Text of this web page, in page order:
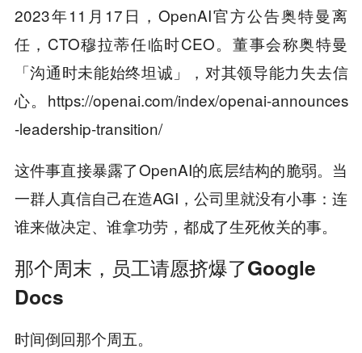
2023年11月17日，OpenAI官方公告奥特曼离
任，CTO穆拉蒂任临时CEO。董事会称奥特曼
「沟通时未能始终坦诚」，对其领导能力失去信
心。https://openai.com/index/openai-announces
-leadership-transition/
这件事直接暴露了OpenAI的底层结构的脆弱。当
一群人真信自己在造AGI，公司里就没有小事：连
谁来做决定、谁拿功劳，都成了生死攸关的事。
那个周末，员工请愿挤爆了Google
Docs
时间倒回那个周五。